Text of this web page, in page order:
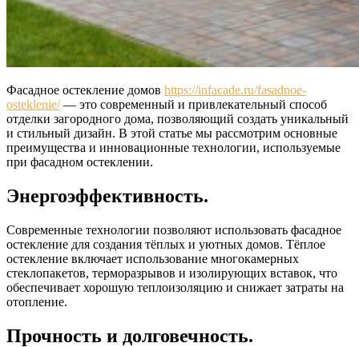
Фасадное остекление домов https://infacade.ru/fasadnoe-
osteklenie/— это современный и привлекательный способ
отделки загородного дома, позволяющий создать уникальный
и стильный дизайн. В этой статье мы рассмотрим основные
преимущества и инновационные технологии, используемые
при фасадном остеклении.
Энергоэффективность.
Современные технологии позволяют использовать фасадное
остекление для создания тёплых и уютных домов. Тёплое
остекление включает использование многокамерных
стеклопакетов, терморазрывов и изолирующих вставок, что
обеспечивает хорошую теплоизоляцию и снижает затраты на
отопление.
Прочность и долговечность.